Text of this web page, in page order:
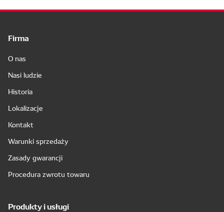
Firma
O nas
Nasi ludzie
Historia
Lokalizacje
Kontakt
Warunki sprzedaży
Zasady gwarancji
Procedura zwrotu towaru
Produkty i usługi